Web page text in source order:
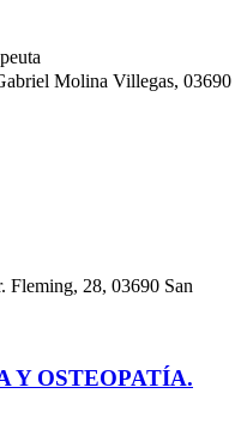
Molina Villegas, 03690
Fleming, 28, 03690 San
Y OSTEOPATÍA.